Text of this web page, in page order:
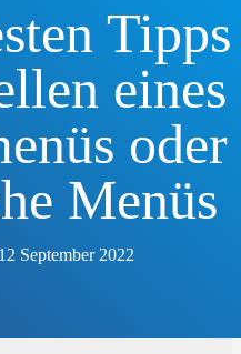
Tipps
eines
oder
Menüs
September 2022